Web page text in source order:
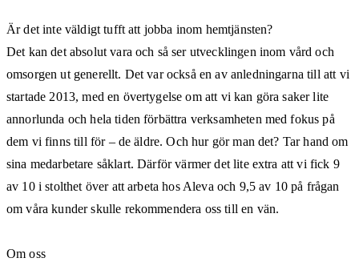
Är det inte väldigt tufft att jobba inom hemtjänsten?
Det kan det absolut vara och så ser utvecklingen inom vård och
omsorgen ut generellt. Det var också en av anledningarna till att vi
startade 2013, med en övertygelse om att vi kan göra saker lite
annorlunda och hela tiden förbättra verksamheten med fokus på
dem vi finns till för – de äldre. Och hur gör man det? Tar hand om
sina medarbetare såklart. Därför värmer det lite extra att vi fick 9
av 10 i stolthet över att arbeta hos Aleva och 9,5 av 10 på frågan
om våra kunder skulle rekommendera oss till en vän.
Om oss